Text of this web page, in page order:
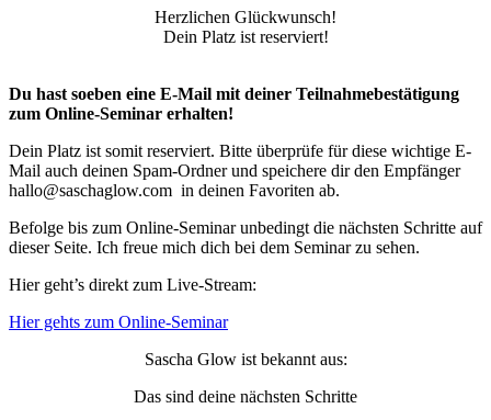
Herzlichen Glückwunsch!
Dein Platz ist reserviert!
Du hast soeben eine E-Mail mit deiner Teilnahmebestätigung
zum Online-Seminar erhalten!
Dein Platz ist somit reserviert. Bitte überprüfe für diese wichtige E-
Mail auch deinen Spam-Ordner und speichere dir den Empfänger
hallo@saschaglow.com in deinen Favoriten ab.
Befolge bis zum Online-Seminar unbedingt die nächsten Schritte auf
dieser Seite. Ich freue mich dich bei dem Seminar zu sehen.
Hier geht’s direkt zum Live-Stream:
Hier gehts zum Online-Seminar
Sascha Glow ist bekannt aus:
Das sind deine nächsten Schritte